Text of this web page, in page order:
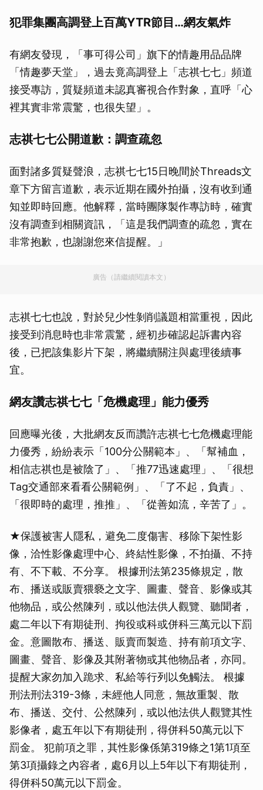
犯罪集團高調登上百萬YTR節目…網友氣炸
有網友發現，「事可得公司」旗下的情趣用品品牌
「情趣夢天堂」，過去竟高調登上「志祺七七」頻道
接受專訪，質疑頻道未認真審視合作對象，直呼「心
裡其實非常震驚，也很失望」。
志祺七七公開道歉：調查疏忽
面對諸多質疑聲浪，志祺七七15日晚間於Threads文
章下方留言道歉，表示近期在國外拍攝，沒有收到通
知並即時回應。他解釋，當時團隊製作專訪時，確實
沒有調查到相關資訊，「這是我們調查的疏忽，實在
非常抱歉，也謝謝您來信提醒。」
廣告（請繼續閱讀本文）
志祺七七也說，對於兒少性剝削議題相當重視，因此
接受到消息時也非常震驚，經初步確認起訴書內容
後，已把該集影片下架，將繼續關注與處理後續事
宜。
網友讚志祺七七「危機處理」能力優秀
回應曝光後，大批網友反而讚許志祺七七危機處理能
力優秀，紛紛表示「100分公關範本」、「幫補血，
相信志祺也是被陰了」、「推77迅速處理」、「很想
Tag交通部來看看公關範例」、「了不起，負責」、
「很即時的處理，推推」、「從善如流，辛苦了」。
★保護被害人隱私，避免二度傷害、移除下架性影
像，洽性影像處理中心、終結性影像，不拍攝、不持
有、不下載、不分享。 根據刑法第235條規定，散
布、播送或販賣猥褻之文字、圖畫、聲音、影像或其
他物品，或公然陳列，或以他法供人觀覽、聽聞者，
處二年以下有期徒刑、拘役或科或併科三萬元以下罰
金。意圖散布、播送、販賣而製造、持有前項文字、
圖畫、聲音、影像及其附著物或其他物品者，亦同。
提醒大家勿加入跪求、私給等行列以免觸法。 根據
刑法刑法319-3條，未經他人同意，無故重製、散
布、播送、交付、公然陳列，或以他法供人觀覽其性
影像者，處五年以下有期徒刑，得併科50萬元以下
罰金。 犯前項之罪，其性影像係第319條之1第1項至
第3項攝錄之內容者，處6月以上5年以下有期徒刑，
得併科50萬元以下罰金。